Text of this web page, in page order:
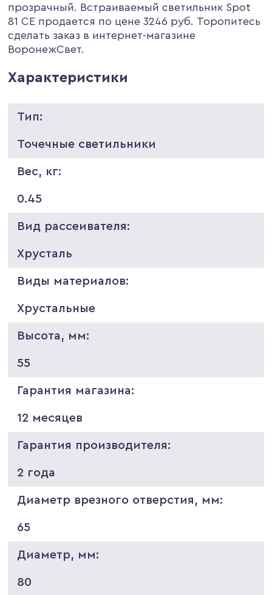
прозрачный. Встраиваемый светильник Spot
81 CE продается по цене 3246 руб. Торопитесь
сделать заказ в интернет-магазине
ВоронежСвет.
Характеристики
Тип:
Точечные светильники
Вес, кг:
0.45
Вид рассеивателя:
Хрусталь
Виды материалов:
Хрустальные
Высота, мм:
55
Гарантия магазина:
12 месяцев
Гарантия производителя:
2 года
Диаметр врезного отверстия, мм:
65
Диаметр, мм:
80